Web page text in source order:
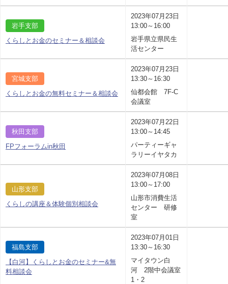
岩手支部
くらしとお金のセミナー＆相談会
2023年07月23日
13:00～16:00
岩手県立県民生
活センター
宮城支部
くらしとお金の無料セミナー＆相談会
2023年07月23日
13:30～16:30
仙都会館 7F-C
会議室
秋田支部
FPフォーラムin秋田
2023年07月22日
13:00～14:45
パーティーギャ
ラリーイヤタカ
山形支部
くらしの講座＆体験個別相談会
2023年07月08日
13:00～17:00
山形市消費生活
センター 研修
室
福島支部
【白河】くらしとお金のセミナー&無
料相談会
2023年07月01日
13:30～16:30
マイタウン白
河 2階中会議室
1・2